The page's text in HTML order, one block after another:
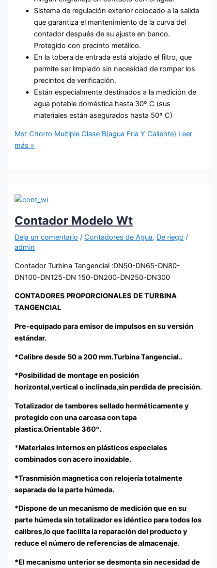
Sistema de regulación exterior colocado a la salida
que garantiza el mantenimiento de la curva del
contador después de su ajuste en banco.
Protegido con precinto metálico.
En la tobera de entrada está alojado el filtro, que
permite ser limpiado sin necesidad de romper los
precintos de verificación.
Están especialmente destinados a la medición de
agua potable doméstica hasta 30º C (sus
materiales están asegurados hasta 50º C)
Mst Chorro Multiple Clase B(agua Fria Y Caliente) Leer
más »
Contador Modelo Wt
Deja un comentario /Contadores de Agua, De riego /
admin
Contador Turbina Tangencial :DN50-DN65-DN80-
DN100-DN125-DN 150-DN200-DN250-DN300
CONTADORES PROPORCIONALES DE TURBINA
TANGENCIAL
Pre-equipado para emisor de impulsos en su versión
estándar.
*Calibre desde 50 a 200 mm.Turbina Tangencial..
*Posibilidad de montage en posición
horizontal,vertical o inclinada,sin perdida de precisión.
Totalizador de tambores sellado herméticamente y
protegido con una carcasa con tapa
plastica.Orientable 360º.
*Materiales internos en plásticos especiales
combinados con acero inoxidable.
*Trasnmisión magnetica con relojería totalmente
separada de la parte húmeda.
*Dispone de un mecanismo de medición que en su
parte húmeda sin totalizador es idéntico para todos los
calibres,lo que facilita la reparación del producto y
reduce el número de referencias de almacenaje.
*El mecanismo unterior se desmonta sin necesidad de